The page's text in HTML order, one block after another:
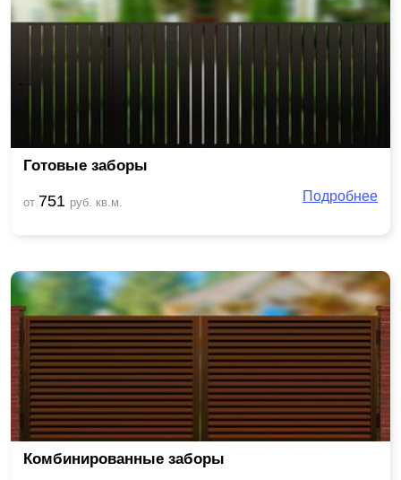
Готовые заборы
от 751 руб. кв.м. Подробнее
Комбинированные заборы